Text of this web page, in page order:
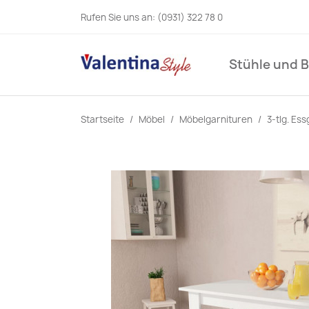
Rufen Sie uns an: (0931) 322 78 0
Stühle und
Startseite Möbel Möbelgarnituren 3-tlg.